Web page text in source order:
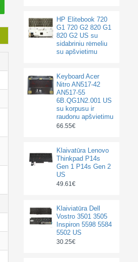
HP Elitebook 720
G1 720 G2 820 G1
820 G2 US su
sidabriniu rėmeliu
su apšvietimu
Keyboard Acer
Nitro AN517-42
AN517-55
6B.QG1N2.001 US
su korpusu ir
raudonu apšvietimu
66.55€
Klaivatūra Lenovo
Thinkpad P14s
Gen 1 P14s Gen 2
US
49.61€
Klaiviatūra Dell
Vostro 3501 3505
Inspiron 5598 5584
5502 US
30.25€